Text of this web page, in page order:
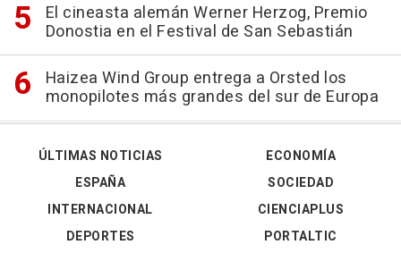
El cineasta alemán Werner Herzog, Premio
Donostia en el Festival de San Sebastián
Haizea Wind Group entrega a Orsted los
monopilotes más grandes del sur de Europa
ÚLTIMAS NOTICIAS
ESPAÑA
INTERNACIONAL
DEPORTES
ECONOMÍA
SOCIEDAD
CIENCIAPLUS
PORTALTIC